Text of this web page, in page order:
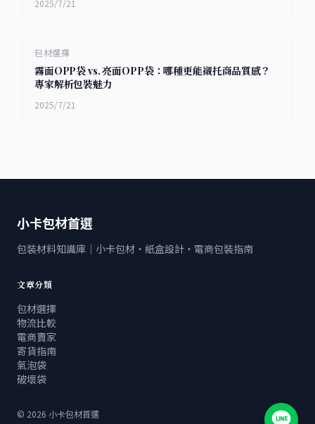
2025/7/21
包材選擇
霧面OPP袋 vs. 亮面OPP袋：哪種更能襯托商品質感？
專家解析包裝魅力
2025/7/21
小卡包材首選
包裝材料知識庫｜小卡包材・紙盒設計・電商包裝指南
文章分類
包材選擇
物流比較
電商賣家
寄貨指南
氣泡袋
破壞袋
© 2026 小卡包材首選